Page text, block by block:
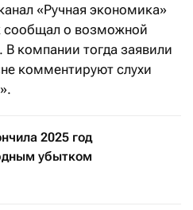
«Ручная экономика»
сообщал о возможной
В компании тогда заявили
комментируют слухи
2025 год
убытком